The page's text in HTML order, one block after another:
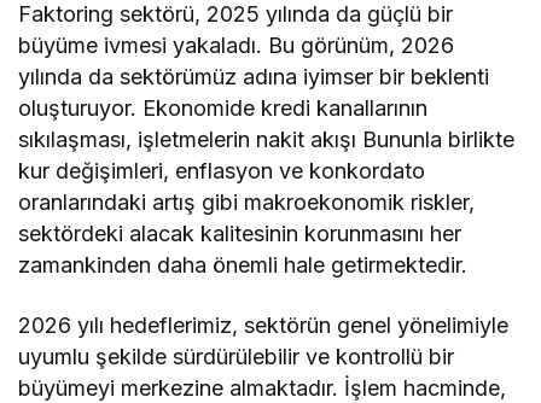
Faktoring sektörü, 2025 yılında da güçlü bir
büyüme ivmesi yakaladı. Bu görünüm, 2026
yılında da sektörümüz adına iyimser bir beklenti
oluşturuyor. Ekonomide kredi kanallarının
sıkılaşması, işletmelerin nakit akışı Bununla birlikte
kur değişimleri, enflasyon ve konkordato
oranlarındaki artış gibi makroekonomik riskler,
sektördeki alacak kalitesinin korunmasını her
zamankinden daha önemli hale getirmektedir.
2026 yılı hedeflerimiz, sektörün genel yönelimiyle
uyumlu şekilde sürdürülebilir ve kontrollü bir
büyümeyi merkezine almaktadır. İşlem hacminde,